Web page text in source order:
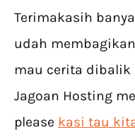
Terimakasih
udah
mau cerita dibalik
Jagoan Hosting
please kasi tau